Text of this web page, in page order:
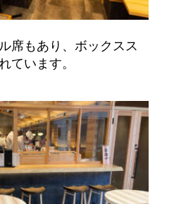
席もあり、ボックスス
ています。